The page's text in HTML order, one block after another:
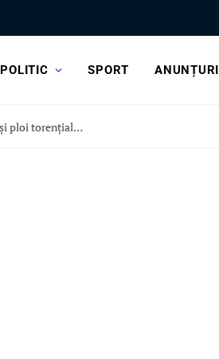
POLITIC SPORT ANUNȚURI
ULTIMA ORĂ: COD GALBEN ÎN DÂMBOVIȚA! Vijelii și ploi torențiale, în această după-amiază